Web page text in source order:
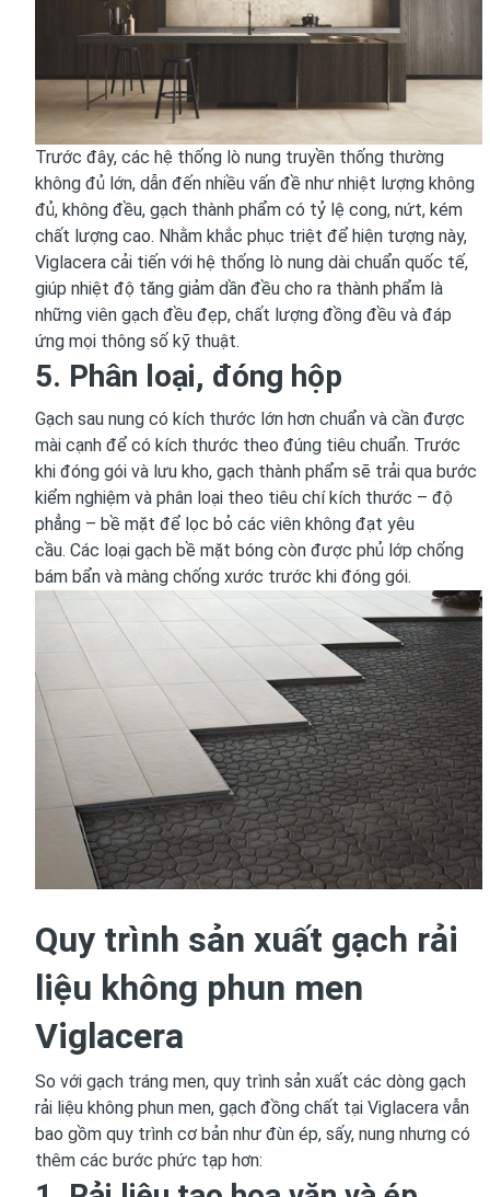
Trước đây, các hệ thống lò nung truyền thống thường
không đủ lớn, dẫn đến nhiều vấn đề như nhiệt lượng không
đủ, không đều, gạch thành phẩm có tỷ lệ cong, nứt, kém
chất lượng cao. Nhằm khắc phục triệt để hiện tượng này,
Viglacera cải tiến với hệ thống lò nung dài chuẩn quốc tế,
giúp nhiệt độ tăng giảm dần đều cho ra thành phẩm là
những viên gạch đều đẹp, chất lượng đồng đều và đáp
ứng mọi thông số kỹ thuật.
5. Phân loại, đóng hộp
Gạch sau nung có kích thước lớn hơn chuẩn và cần được
mài cạnh để có kích thước theo đúng tiêu chuẩn. Trước
khi đóng gói và lưu kho, gạch thành phẩm sẽ trải qua bước
kiểm nghiệm và phân loại theo tiêu chí kích thước – độ
phẳng – bề mặt để lọc bỏ các viên không đạt yêu
cầu. Các loại gạch bề mặt bóng còn được phủ lớp chống
bám bẩn và màng chống xước trước khi đóng gói.
Quy trình sản xuất gạch rải
liệu không phun men
Viglacera
So với gạch tráng men, quy trình sản xuất các dòng gạch
rải liệu không phun men, gạch đồng chất tại Viglacera vẫn
bao gồm quy trình cơ bản như đùn ép, sấy, nung nhưng có
thêm các bước phức tạp hơn: